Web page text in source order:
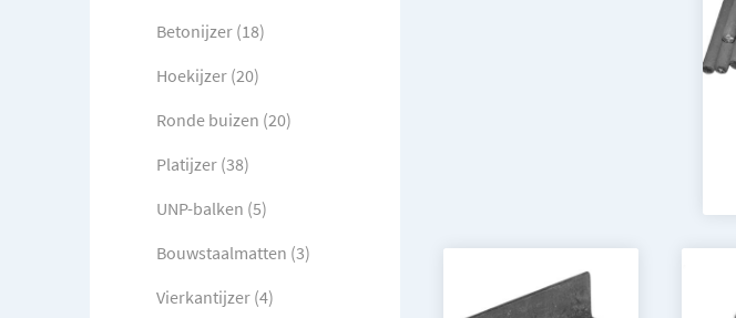
Betonijzer (18)
Hoekijzer (20)
Ronde buizen (20)
Platijzer (38)
UNP-balken (5)
Bouwstaalmatten (3)
Vierkantijzer (4)